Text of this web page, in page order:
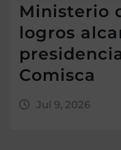
Ministerio
logros
Comisca
Jul 9, 2026